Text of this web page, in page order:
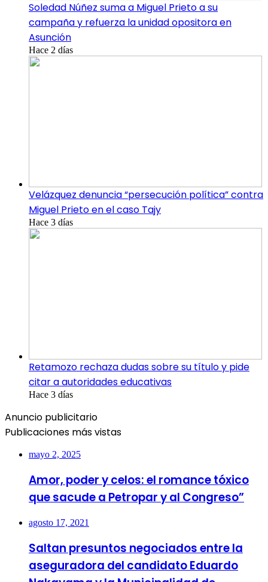
Soledad Núñez suma a Miguel Prieto a su
campaña y refuerza la unidad opositora en
Asunción
Hace 2 días
Velázquez denuncia “persecución política” contra
Miguel Prieto en el caso Tajy
Hace 3 días
Retamozo rechaza dudas sobre su título y pide
citar a autoridades educativas
Hace 3 días
Anuncio publicitario
Publicaciones más vistas
mayo 2, 2025
Amor, poder y celos: el romance tóxico
que sacude a Petropar y al Congreso”
agosto 17, 2021
Saltan presuntos negociados entre la
aseguradora del candidato Eduardo